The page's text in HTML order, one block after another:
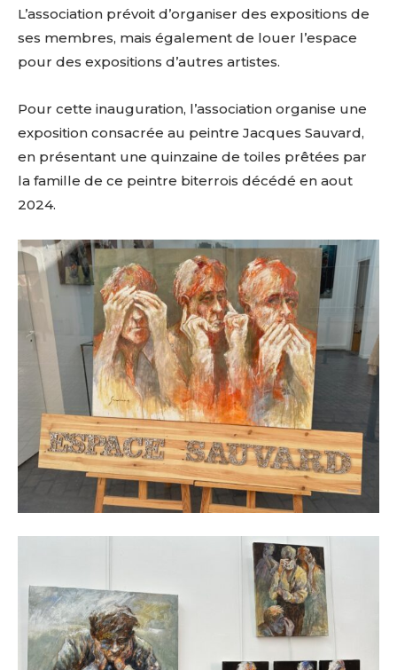
L’association prévoit d’organiser des expositions de
ses membres, mais également de louer l’espace
pour des expositions d’autres artistes.
Pour cette inauguration, l’association organise une
exposition consacrée au peintre Jacques Sauvard,
en présentant une quinzaine de toiles prêtées par
la famille de ce peintre biterrois décédé en aout
2024.